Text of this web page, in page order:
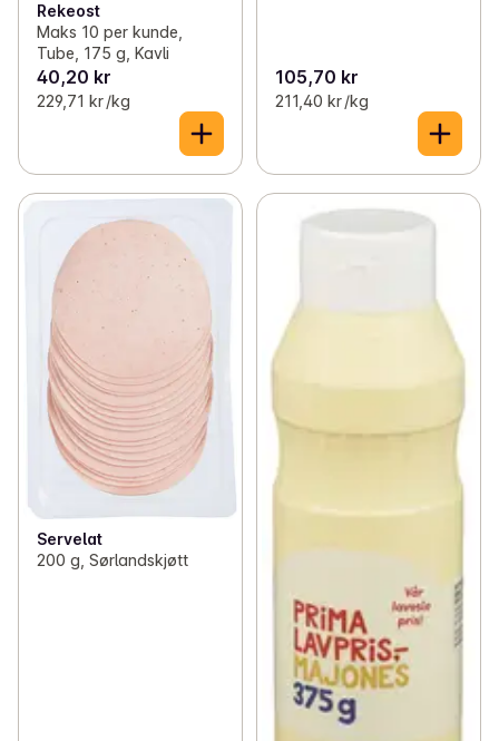
Rekeost
Maks 10 per kunde,
Tube, 175 g, Kavli
40,20 kr
229,71 kr /kg
105,70 kr
211,40 kr /kg
Servelat
200 g, Sørlandskjøtt